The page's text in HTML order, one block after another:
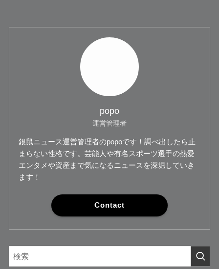
popo
運営管理者
銀鼠ニュース運営管理者のpopoです！調べ出したら止
まらない性格です。芸能人や有名スポーツ選手の熱愛
エンタメや資産まで気になるニュースを深堀していき
ます！
Contact